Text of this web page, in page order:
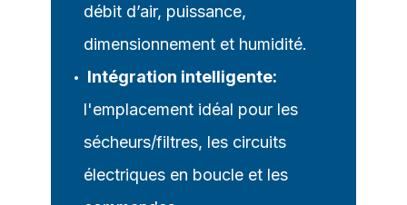
débit d’air, puissance,
dimensionnement et humidité.
Intégration intelligente:
l'emplacement idéal pour les
sécheurs/filtres, les circuits
électriques en boucle et les